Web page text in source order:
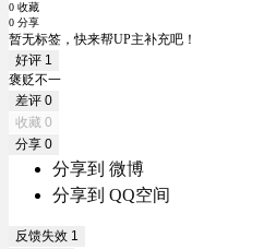
0 收藏
0 分享
暂无标签，快来帮UP主补充吧！
好评 1
褒贬不一
差评 0
收藏 0
分享 0
分享到 微博
分享到 QQ空间
反馈失效 1